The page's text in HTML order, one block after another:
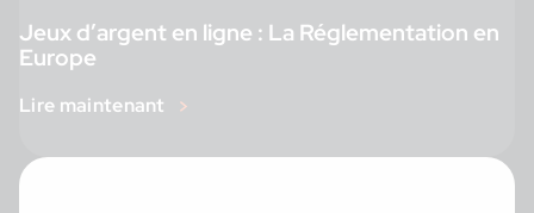
Jeux d’argent en ligne : La Réglementation en
Europe
Lire maintenant